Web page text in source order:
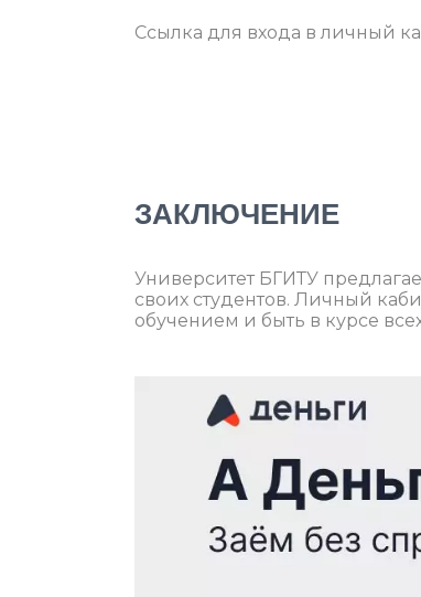
Ссылка для входа в личный
ЗАКЛЮЧЕНИЕ
Университет БГИТУ
своих студентов. Личный
обучением и быть в курсе